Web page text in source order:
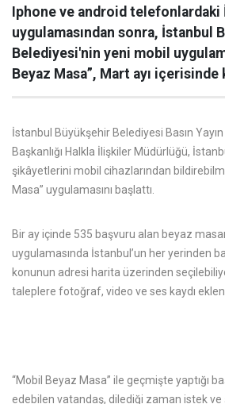
Iphone ve android
uygulamasından sonra, İstanbul
Belediyesi'nin yeni mobil
Beyaz Masa”, Mart ayı içerisinde
İstanbul Büyükşehir Belediyesi Basın
Başkanlığı Halkla İlişkiler Müdürlüğü,
şikâyetlerini mobil cihazlarından
Masa” uygulamasını başlattı.
Bir ay içinde 535 başvuru alan beyaz
uygulamasında İstanbul’un her yerinden
konunun adresi harita üzerinden
taleplere fotoğraf, video ve ses kaydı
“Mobil Beyaz Masa” ile geçmişte yaptığı
edebilen vatandaş, dilediği zaman istek